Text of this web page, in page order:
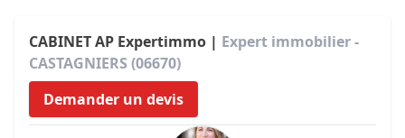
CABINET AP Expertimmo | Expert immobilier -
CASTAGNIERS (06670)
Demander un devis